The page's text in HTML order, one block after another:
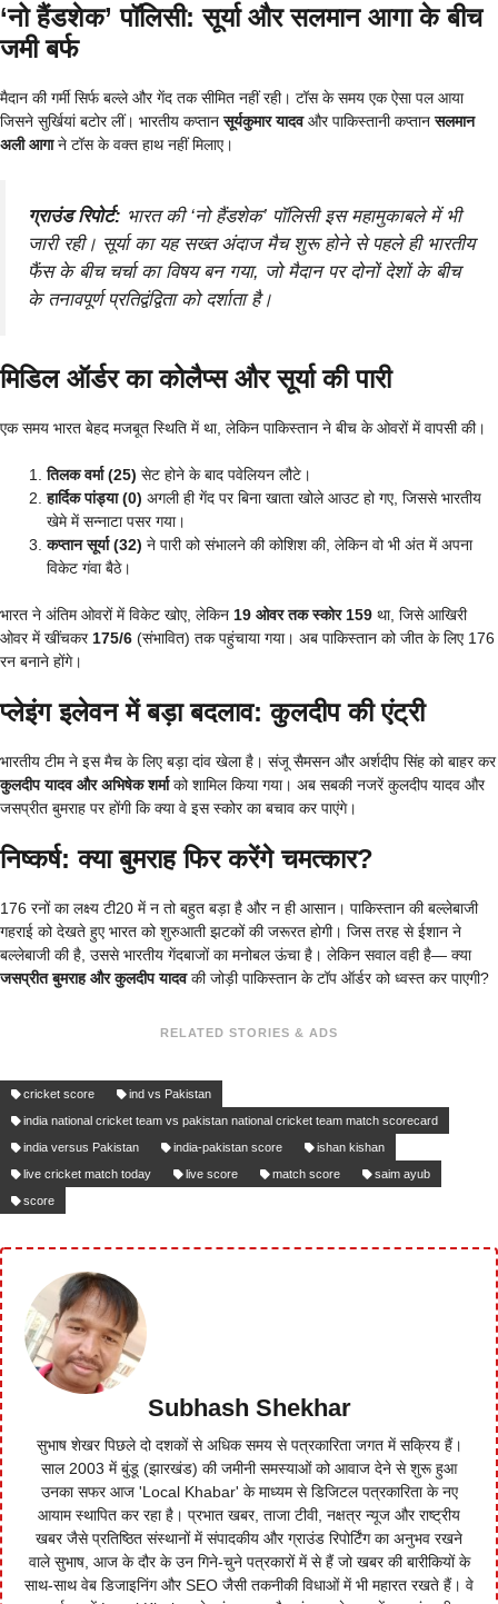
‘नो हैंडशेक’ पॉलिसी: सूर्या और सलमान आगा के बीच
जमी बर्फ
मैदान की गर्मी सिर्फ बल्ले और गेंद तक सीमित नहीं रही। टॉस के समय एक ऐसा पल आया
जिसने सुर्खियां बटोर लीं। भारतीय कप्तानसूर्यकुमार यादवऔर पाकिस्तानी कप्तानसलमान
अली आगाने टॉस के वक्त हाथ नहीं मिलाए।
ग्राउंड रिपोर्ट: भारत की ‘नो हैंडशेक’ पॉलिसी इस महामुकाबले में भी
जारी रही। सूर्या का यह सख्त अंदाज मैच शुरू होने से पहले ही भारतीय
फैंस के बीच चर्चा का विषय बन गया, जो मैदान पर दोनों देशों के बीच
के तनावपूर्ण प्रतिद्वंद्विता को दर्शाता है।
मिडिल ऑर्डर का कोलैप्स और सूर्या की पारी
एक समय भारत बेहद मजबूत स्थिति में था, लेकिन पाकिस्तान ने बीच के ओवरों में वापसी की।
तिलक वर्मा (25) सेट होने के बाद पवेलियन लौटे।
हार्दिक पांड्या (0) अगली ही गेंद पर बिना खाता खोले आउट हो गए, जिससे भारतीय
खेमे में सन्नाटा पसर गया।
कप्तान सूर्या (32) ने पारी को संभालने की कोशिश की, लेकिन वो भी अंत में अपना
विकेट गंवा बैठे।
भारत ने अंतिम ओवरों में विकेट खोए, लेकिन 19 ओवर तक स्कोर 159 था, जिसे आखिरी
ओवर में खींचकर 175/6 (संभावित) तक पहुंचाया गया। अब पाकिस्तान को जीत के लिए 176
रन बनाने होंगे।
प्लेइंग इलेवन में बड़ा बदलाव: कुलदीप की एंट्री
भारतीय टीम ने इस मैच के लिए बड़ा दांव खेला है। संजू सैमसन और अर्शदीप सिंह को बाहर कर
कुलदीप यादव और अभिषेक शर्माको शामिल किया गया। अब सबकी नजरें कुलदीप यादव और
जसप्रीत बुमराह पर होंगी कि क्या वे इस स्कोर का बचाव कर पाएंगे।
निष्कर्ष: क्या बुमराह फिर करेंगे चमत्कार?
176 रनों का लक्ष्य टी20 में न तो बहुत बड़ा है और न ही आसान। पाकिस्तान की बल्लेबाजी
गहराई को देखते हुए भारत को शुरुआती झटकों की जरूरत होगी। जिस तरह से ईशान ने
बल्लेबाजी की है, उससे भारतीय गेंदबाजों का मनोबल ऊंचा है। लेकिन सवाल वही है— क्या
जसप्रीत बुमराह और कुलदीप यादवकी जोड़ी पाकिस्तान के टॉप ऑर्डर को ध्वस्त कर पाएगी?
RELATED STORIES & ADS
cricket score
ind vs Pakistan
india national cricket team vs pakistan national cricket team match scorecard
india versus Pakistan
india-pakistan score
ishan kishan
live cricket match today
live score match score
saim ayub
score
Subhash Shekhar
सुभाष शेखर पिछले दो दशकों से अधिक समय से पत्रकारिता जगत में सक्रिय हैं।
साल 2003 में बुंडू (झारखंड) की जमीनी समस्याओं को आवाज देने से शुरू हुआ
उनका सफर आज 'Local Khabar' के माध्यम से डिजिटल पत्रकारिता के नए
आयाम स्थापित कर रहा है। प्रभात खबर, ताजा टीवी, नक्षत्र न्यूज और राष्ट्रीय
खबर जैसे प्रतिष्ठित संस्थानों में संपादकीय और ग्राउंड रिपोर्टिंग का अनुभव रखने
वाले सुभाष, आज के दौर के उन गिने-चुने पत्रकारों में से हैं जो खबर की बारीकियों के
साथ-साथ वेब डिजाइनिंग और SEO जैसी तकनीकी विधाओं में भी महारत रखते हैं। वे